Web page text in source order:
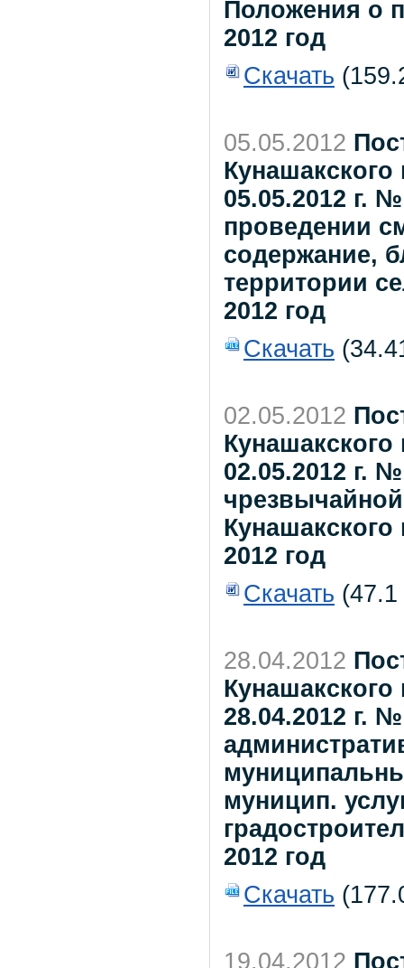
Положения о
2012 год
Скачать
05.05.2012
05.05.2012 г.
проведении
содержание,
территории
2012 год
Скачать
02.05.2012
02.05.2012 г.
2012 год
Скачать
28.04.2012
28.04.2012 г.
муницип.
2012 год
Скачать
19.04.2012